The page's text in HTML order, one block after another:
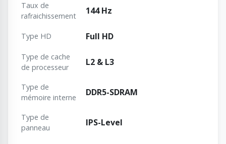
Taux de
rafraichissement
144 Hz
Type HD Full HD
Type de cache
de processeur
L2 & L3
Type de
mémoire interne
DDR5-SDRAM
Type de
panneau
IPS-Level